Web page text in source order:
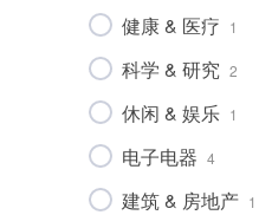
食品 机械
健康 & 医疗 1
科学 & 研究 2
休闲 & 娱乐 1
电子电器 4
建筑 & 房地产 1